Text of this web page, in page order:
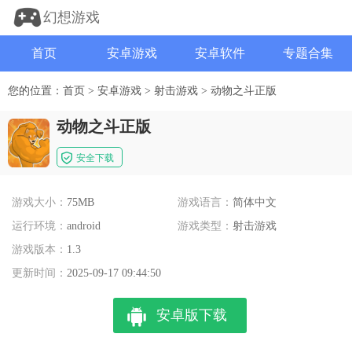
幻想游戏
首页 安卓游戏 安卓软件 专题合集
您的位置： 首页 > 安卓游戏 > 射击游戏 > 动物之斗正版
动物之斗正版
安全下载
游戏大小： 75MB 游戏语言：简体中文
运行环境： android 游戏类型：射击游戏
游戏版本： 1.3
更新时间： 2025-09-17 09:44:50
安卓版下载